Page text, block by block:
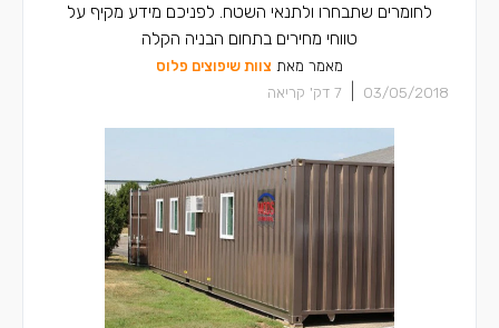
לחומרים שתבחרו ולתנאי השטח. לפניכם מידע מקיף על
טווחי מחירים בתחום הבניה הקלה
מאמר מאת צוות שיפוצים פלוס
03/05/2018
7 דק' קריאה